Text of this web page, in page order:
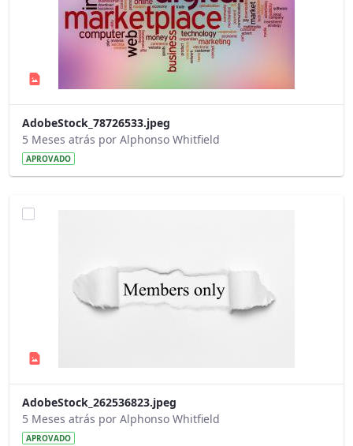
AdobeStock_78726533.jpeg
5 Meses atrás por Alphonso Whitfield
APROVADO
AdobeStock_262536823.jpeg
5 Meses atrás por Alphonso Whitfield
APROVADO